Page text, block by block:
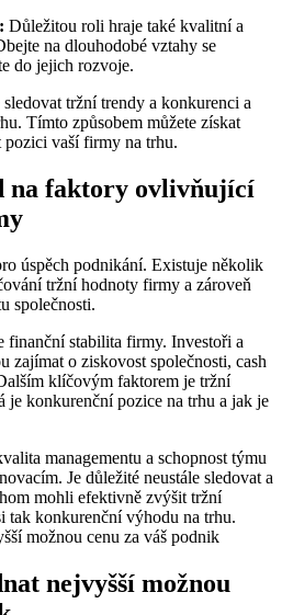
Důležitou roli hraje také kvalitní a
na dlouhodobé vztahy se
do jejich rozvoje.
tržní trendy a konkurenci a
Tímto způsobem můžete získat
vaší firmy na trhu.
na faktory ovlivňující
úspěch podnikání. Existuje několik
tržní hodnoty firmy a zároveň
společnosti.
finanční stabilita firmy. Investoři a
zajímat o ziskovost společnosti, cash
klíčovým faktorem je tržní
je konkurenční pozice na trhu a jak je
managementu a schopnost týmu
Je důležité neustále sledovat a
mohli efektivně zvýšit tržní
tak konkurenční výhodu na trhu.
nejvyšší možnou